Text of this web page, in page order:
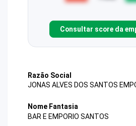
Consultar score da
Razão Social
JONAS ALVES DOS SANTOS
Nome Fantasia
BAR E EMPORIO SANTOS